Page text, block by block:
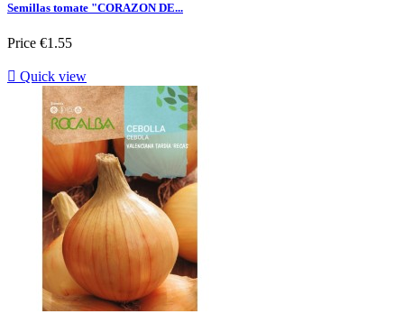
Semillas tomate "CORAZON DE...
Price €1.55
 Quick view